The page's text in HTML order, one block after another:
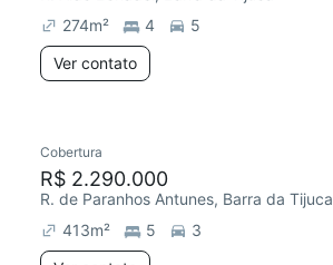
274m² 4
5
Ver contato
Cobertura
R$ 2.290.000
R. de Paranhos Antunes, Barra da Tijuca
413m² 5
3